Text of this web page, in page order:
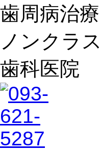
歯周病治
ノンクラ
歯科医院